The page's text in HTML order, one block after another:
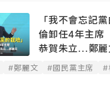
「我不會忘記
倫卸任4年主席
恭賀朱立...鄭麗
#鄭麗文 #國民黨主席 #